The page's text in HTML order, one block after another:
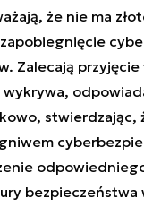
że nie ma
Zalecają
stwierdzając,
bezpieczeństwa